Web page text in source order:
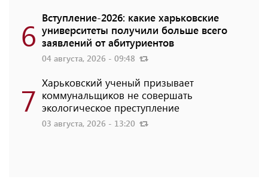
6 Вступление-2026: какие харьковские
университеты получили больше всего
заявлений от абитуриентов
04 августа, 2026 - 09:48
7 Харьковский ученый призывает
коммунальщиков не совершать
экологическое преступление
03 августа, 2026 - 13:20